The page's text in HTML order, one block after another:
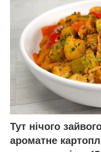
Тут нічого
ароматне